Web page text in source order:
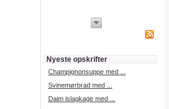
iPhone udvikling
Nyeste opskrifter
Champignonsuppe med ...
Svinemørbrad med ...
Daim islagkage med ...